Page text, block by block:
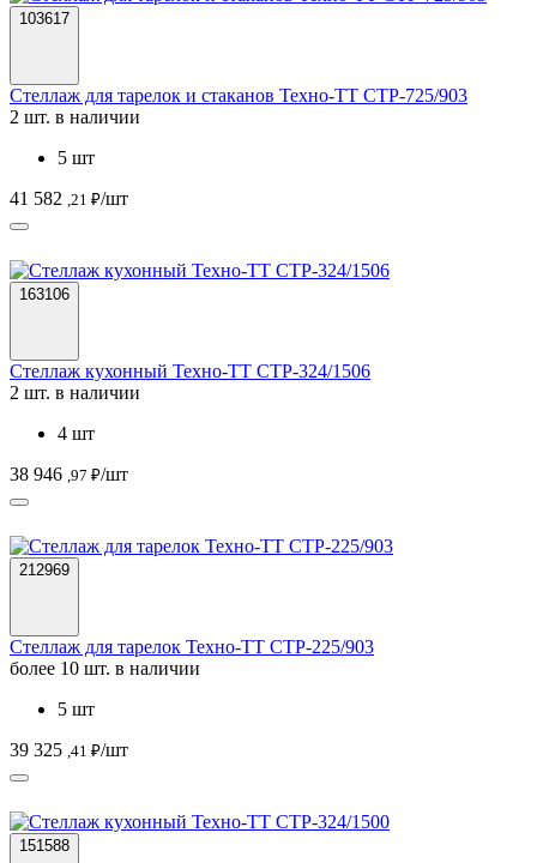
103617
Стеллаж для тарелок и стаканов Техно-ТТ СТР-725/903
2 шт. в наличии
5 шт
41 582 ,21 ₽/шт
163106
Стеллаж кухонный Техно-ТТ СТР-324/1506
2 шт. в наличии
4 шт
38 946 ,97 ₽/шт
212969
Стеллаж для тарелок Техно-ТТ СТР-225/903
более 10 шт. в наличии
5 шт
39 325 ,41 ₽/шт
151588